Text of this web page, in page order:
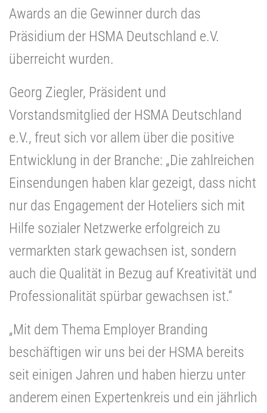
Awards an die Gewinner durch das
Präsidium der HSMA Deutschland e.V.
überreicht wurden.
Georg Ziegler, Präsident und
Vorstandsmitglied der HSMA Deutschland
e.V., freut sich vor allem über die positive
Entwicklung in der Branche: „Die zahlreichen
Einsendungen haben klar gezeigt, dass nicht
nur das Engagement der Hoteliers sich mit
Hilfe sozialer Netzwerke erfolgreich zu
vermarkten stark gewachsen ist, sondern
auch die Qualität in Bezug auf Kreativität und
Professionalität spürbar gewachsen ist.“
„Mit dem Thema Employer Branding
beschäftigen wir uns bei der HSMA bereits
seit einigen Jahren und haben hierzu unter
anderem einen Expertenkreis und ein jährlich